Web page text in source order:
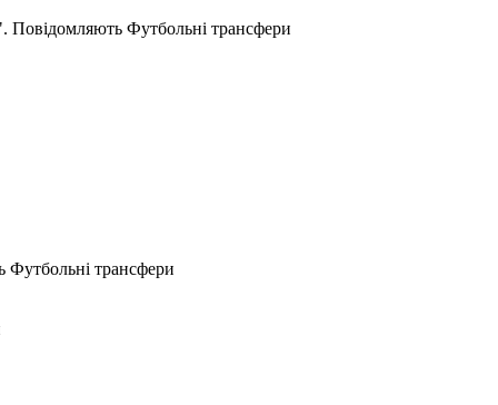
Повідомляють Футбольні трансфери
трансфери